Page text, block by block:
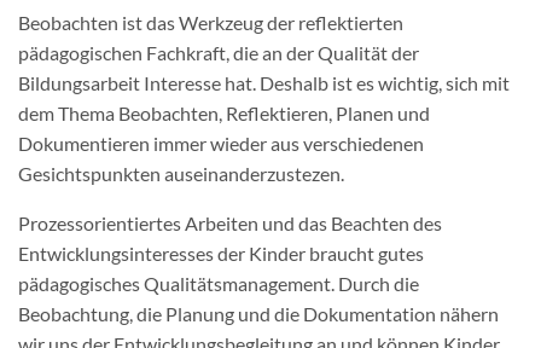
Beobachten ist das Werkzeug der reflektierten
pädagogischen Fachkraft, die an der Qualität der
Bildungsarbeit Interesse hat. Deshalb ist es wichtig, sich mit
dem Thema Beobachten, Reflektieren, Planen und
Dokumentieren immer wieder aus verschiedenen
Gesichtspunkten auseinanderzustezen.
Prozessorientiertes Arbeiten und das Beachten des
Entwicklungsinteresses der Kinder braucht gutes
pädagogisches Qualitätsmanagement. Durch die
Beobachtung, die Planung und die Dokumentation nähern
wir uns der Entwicklungsbegleitung an und können Kinder